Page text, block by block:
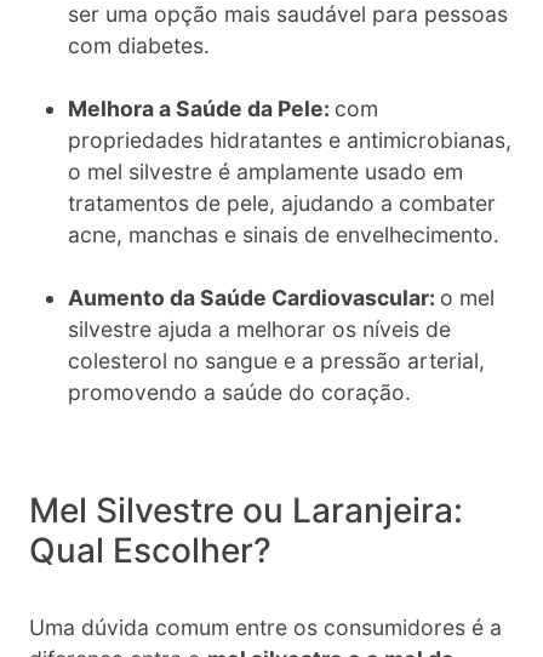
ser uma opção mais saudável para pessoas
com diabetes.
Melhora a Saúde da Pele: com
propriedades hidratantes e antimicrobianas,
o mel silvestre é amplamente usado em
tratamentos de pele, ajudando a combater
acne, manchas e sinais de envelhecimento.
Aumento da Saúde Cardiovascular: o mel
silvestre ajuda a melhorar os níveis de
colesterol no sangue e a pressão arterial,
promovendo a saúde do coração.
Mel Silvestre ou Laranjeira:
Qual Escolher?
Uma dúvida comum entre os consumidores é a